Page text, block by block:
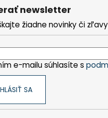
newsletter
žiadne novinky či
e-mailu súhlasíte s
SA